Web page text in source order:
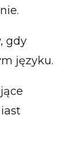
gdy
języku.